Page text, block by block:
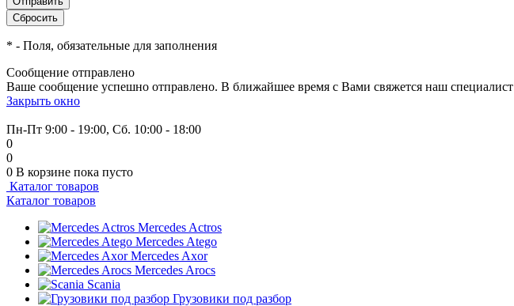
* - Поля, обязательные для заполнения
Сообщение отправлено
Ваше сообщение успешно отправлено. В ближайшее время с Вами свяжется наш специалист
Закрыть окно
Пн-Пт 9:00 - 19:00, Сб. 10:00 - 18:00
0
0
0 В корзине пока пусто
Каталог товаров
Каталог товаров
Mercedes Actros
Mercedes Atego
Mercedes Axor
Mercedes Arocs
Scania
Грузовики под разбор